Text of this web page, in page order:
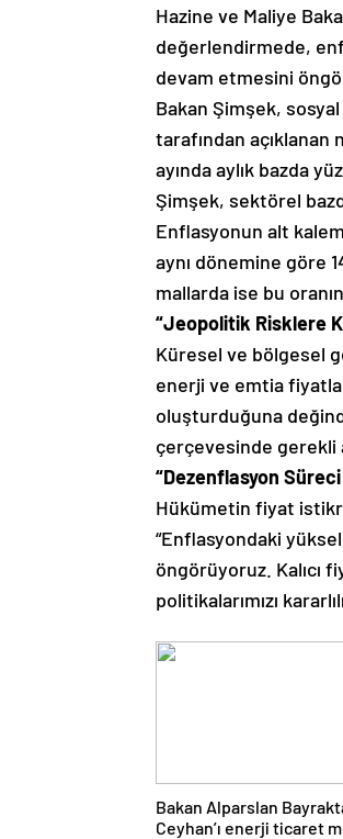
Hazine ve Maliye
değerlendirmede,
devam etmesini
Bakan Şimşek,
tarafından açıklanan
ayında aylık bazda
Şimşek, sektörel
Enflasyonun alt
aynı dönemine göre
mallarda ise bu
“Jeopolitik Risklere
Küresel ve bölgesel
enerji ve emtia
oluşturduğuna
çerçevesinde gerekli
“Dezenflasyon
Hükümetin fiyat
“Enflasyondaki
öngörüyoruz. Kalıcı
politikalarımızı
Bakan Alparslan
Ceyhan’ı enerji ticaret